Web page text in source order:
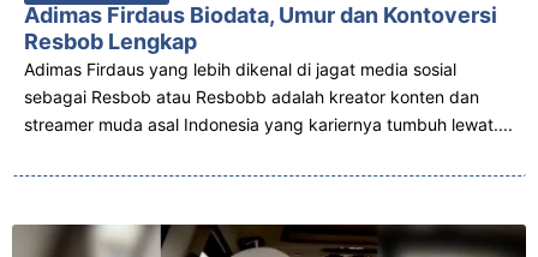
Adimas Firdaus Biodata, Umur dan Kontoversi
Resbob Lengkap
Adimas Firdaus yang lebih dikenal di jagat media sosial
sebagai Resbob atau Resbobb adalah kreator konten dan
streamer muda asal Indonesia yang kariernya tumbuh lewat....